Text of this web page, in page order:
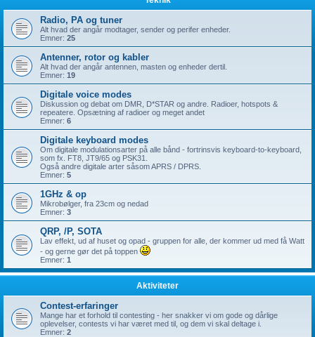
Radio, PA og tuner
Alt hvad der angår modtager, sender og perifer enheder.
Emner: 25
Antenner, rotor og kabler
Alt hvad der angår antennen, masten og enheder dertil.
Emner: 19
Digitale voice modes
Diskussion og debat om DMR, D*STAR og andre. Radioer, hotspots &
repeatere. Opsætning af radioer og meget andet
Emner: 6
Digitale keyboard modes
Om digitale modulationsarter på alle bånd - fortrinsvis keyboard-to-keyboard,
som fx. FT8, JT9/65 og PSK31.
Også andre digitale arter såsom APRS / DPRS.
Emner: 5
1GHz & op
Mikrobølger, fra 23cm og nedad
Emner: 3
QRP, /P, SOTA
Lav effekt, ud af huset og opad - gruppen for alle, der kommer ud med få Watt
- og gerne gør det på toppen
Emner: 1
Aktiviteter
Contest-erfaringer
Mange har et forhold til contesting - her snakker vi om gode og dårlige
oplevelser, contests vi har været med til, og dem vi skal deltage i.
Emner: 2